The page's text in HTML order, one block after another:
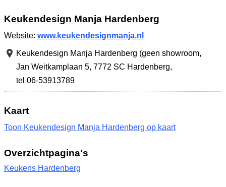
Keukendesign Manja Hardenberg
Website: www.keukendesignmanja.nl
Keukendesign Manja Hardenberg (geen showroom,
Jan Weitkamplaan 5, 7772 SC Hardenberg,
tel 06-53913789
Kaart
Toon Keukendesign Manja Hardenberg op kaart
Overzichtpagina's
Keukens Hardenberg